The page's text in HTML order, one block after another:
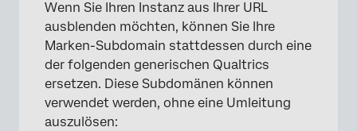
Wenn Sie Ihren Instanz aus Ihrer URL
ausblenden möchten, können Sie Ihre
Marken-Subdomain stattdessen durch eine
der folgenden generischen Qualtrics
ersetzen. Diese Subdomänen können
verwendet werden, ohne eine Umleitung
auszulösen: